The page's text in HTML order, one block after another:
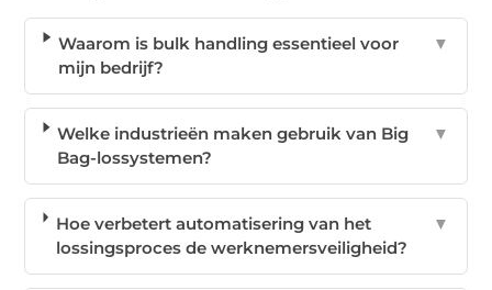
Waarom is bulk handling essentieel voor
mijn bedrijf?
▼
Welke industrieën maken gebruik van Big
Bag-lossystemen?
▼
Hoe verbetert automatisering van het
lossingsproces de werknemersveiligheid?
▼